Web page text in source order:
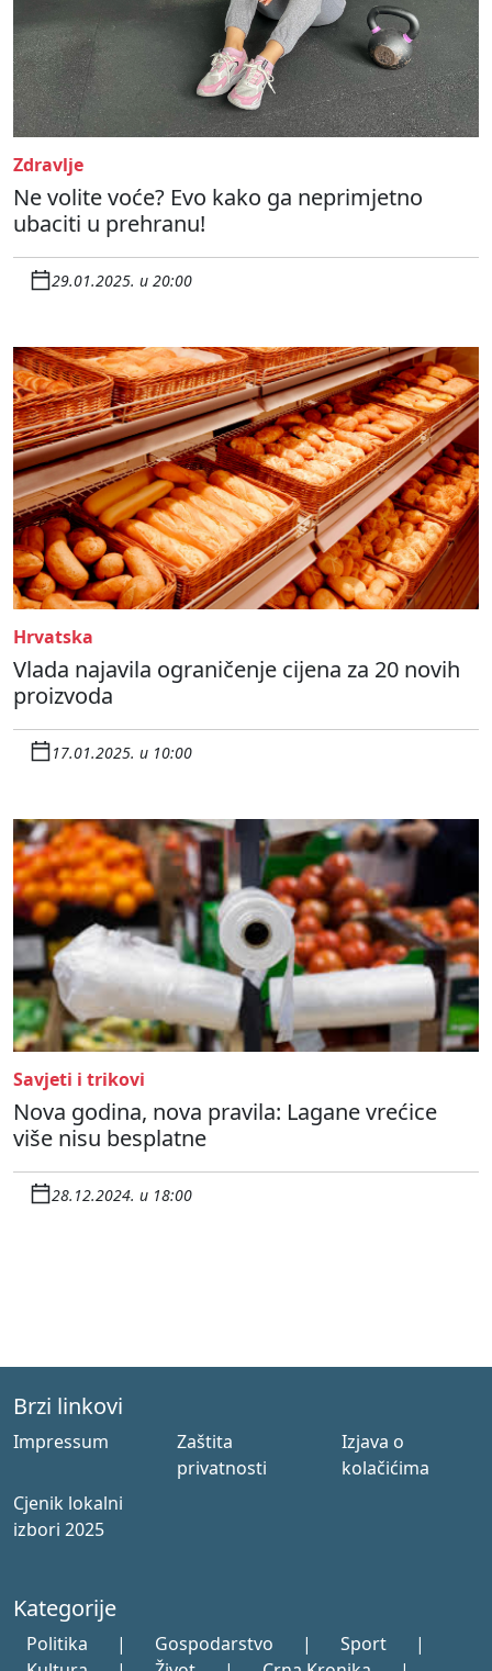
Zdravlje
Ne volite voće? Evo kako ga neprimjetno
ubaciti u prehranu!
29.01.2025. u 20:00
Hrvatska
Vlada najavila ograničenje cijena za 20 novih
proizvoda
17.01.2025. u 10:00
Savjeti i trikovi
Nova godina, nova pravila: Lagane vrećice
više nisu besplatne
28.12.2024. u 18:00
Brzi linkovi
Impressum
Zaštita
privatnosti
Izjava o
kolačićima
Cjenik lokalni
izbori 2025
Kategorije
Politika | Gospodarstvo | Sport
|